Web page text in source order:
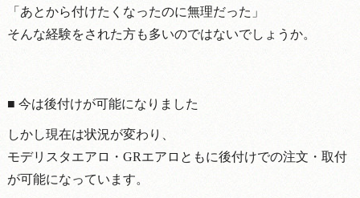
「あとから付けたくなったのに無理だった」
そんな経験をされた方も多いのではないでしょうか。
■ 今は後付けが可能になりました
しかし現在は状況が変わり、
モデリスタエアロ・GRエアロともに後付けでの注文・取付
が可能になっています。